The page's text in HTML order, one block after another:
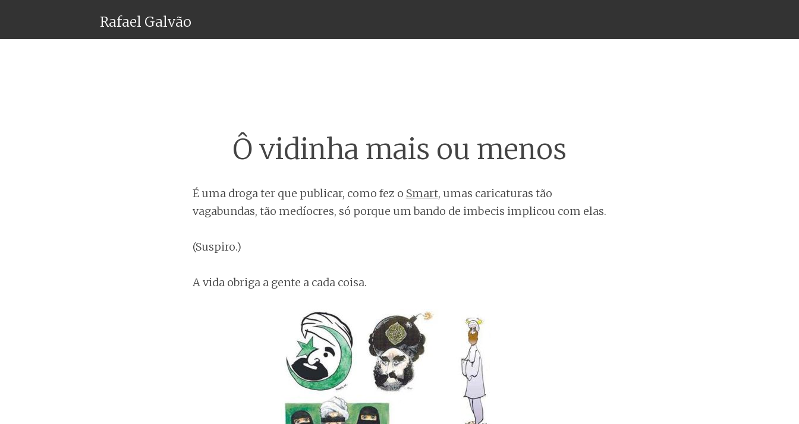
Rafael Galvão
Ô vidinha mais ou menos
É uma droga ter que publicar, como fez o Smart, umas caricaturas tão
vagabundas, tão medíocres, só porque um bando de imbecis implicou com elas.
(Suspiro.)
A vida obriga a gente a cada coisa.